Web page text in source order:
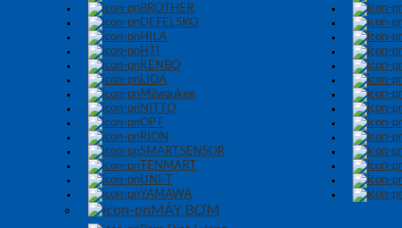
BROTHER
DEFELSKO
HILA
HTI
KENBO
LIOA
Milwaukee
NITTO
OPT
RION
SMARTSENSOR
TENMART
UNI-T
YAMAWA
MÁY BƠM